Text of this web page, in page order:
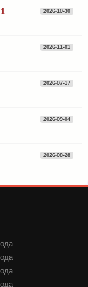
2026-10-30
2026-11-01
2026-07-17
2026-09-04
2026-08-28